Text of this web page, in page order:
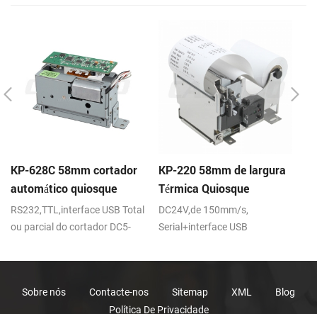
KP-628C 58mm cortador
automático quiosque
impressora térmica
RS232,TTL,interface USB Total
ou parcial do cortador DC5-
KP-220 58mm de largura
Térmica Quiosque
Impressora de recibos
com cortador automático
DC24V,de 150mm/s,
Serial+interface USB
Sobre nós Contacte-nos Sitemap XML
Blog
Política De Privacidade